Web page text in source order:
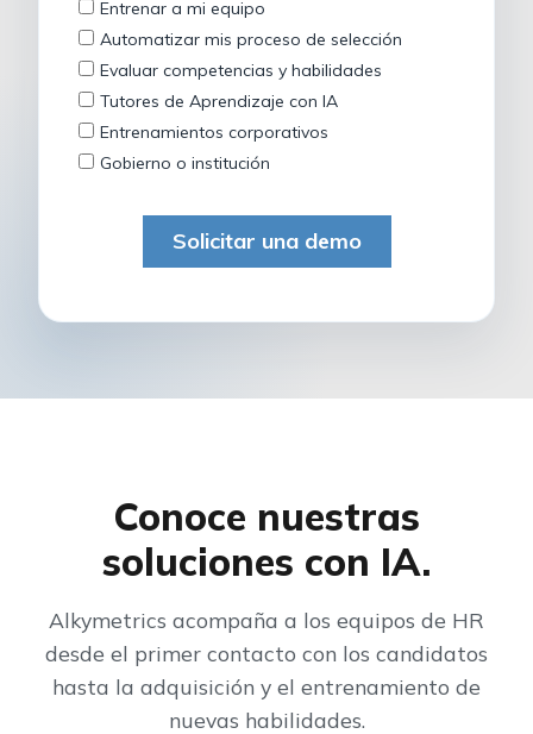
Conoce nuestras
soluciones con IA.
Alkymetrics acompaña a los equipos de HR
desde el primer contacto con los candidatos
hasta la adquisición y el entrenamiento de
nuevas habilidades.